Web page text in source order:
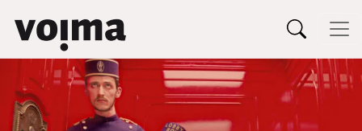
Siirry sisältöön
Päävalikko